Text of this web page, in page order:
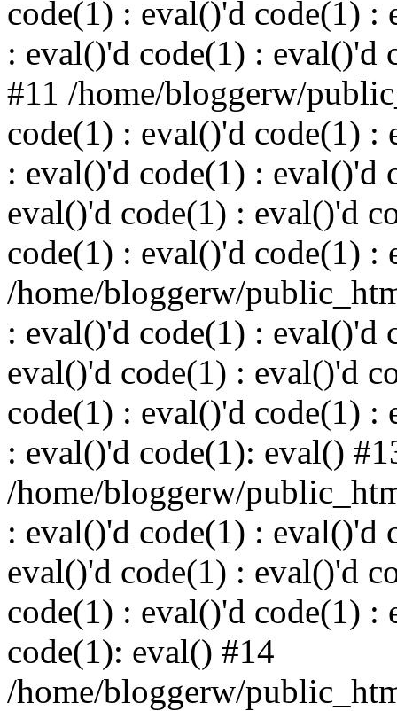
code(1) : eval()'d code(1) :
: eval()'d code(1) : eval()'d
#11 /home/bloggerw/
code(1) : eval()'d code(1) :
: eval()'d code(1) : eval()'d
eval()'d code(1) : eval()'d
code(1) : eval()'d code(1) :
/home/bloggerw/
: eval()'d code(1) : eval()'d
eval()'d code(1) : eval()'d
code(1) : eval()'d code(1) :
: eval()'d code(1): eval()
/home/bloggerw/
: eval()'d code(1) : eval()'d
eval()'d code(1) : eval()'d
code(1) : eval()'d code(1) :
code(1): eval() #14
/home/bloggerw/